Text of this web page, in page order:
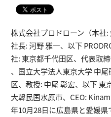
株式会社プロドローン（本社
社長: 河野 雅一、以下
社: 東京都千代田区、代表取
、国立大学法人東京大学 中
区、教授: 中尾 彰宏、以下 東
大韓民国水原市、CEO:
年10月28日に広島県と愛媛